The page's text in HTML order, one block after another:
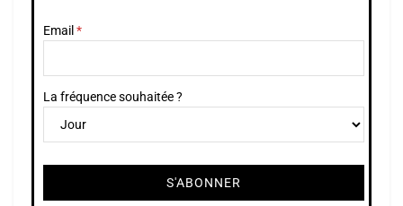
Email
La fréquence souhaitée ?